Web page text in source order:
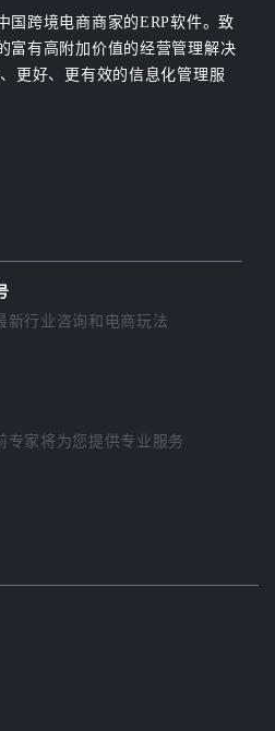
国跨境电商商家的ERP软件。致
富有高附加价值的经营管理解决
更好、更有效的信息化管理服
新行业咨询和电商玩法
专家将为您提供专业服务